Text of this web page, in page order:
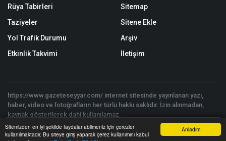
Anladım
Sitemizden en iyi şekilde faydalanabilmeniz için çerezler
kullanılmaktadır. Bu siteye giriş yaparak çerez kullanımını kabul
Rüya Tabirleri
Taziyeler
Yol Trafik Durumu
Etkinlik Takvimi
Sitemap
Sitene Ekle
Arşiv
İletişim
https://www.gazeteseyyar.com/ internet sitesinde yayınlanan yazı,
haber, video ve fotoğrafların her türlü hakkı saklıdır. İzin alınmadan,
kaynak gösterilerek dahi kullanılamaz.
Copyright © 2026 Gazete Seyyar - Tüm hakları saklıdır. | Yazılım:
Onemsoft